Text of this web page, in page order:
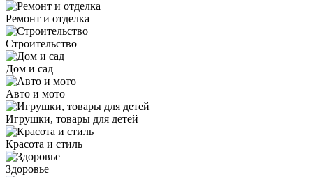
Ремонт и отделка
Строительство
Дом и сад
Авто и мото
Игрушки, товары для детей
Красота и стиль
Здоровье